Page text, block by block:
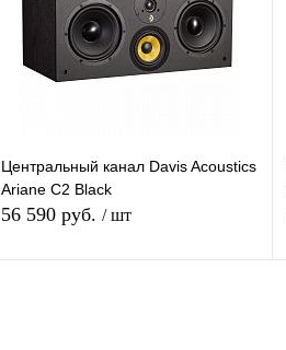
В избранное
наличии
Центральный канал Davis Acoustics
Ariane C2 Black
56 590 руб. / шт